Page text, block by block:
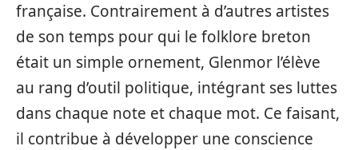
française. Contrairement à d’autres artistes
de son temps pour qui le folklore breton
était un simple ornement, Glenmor l’élève
au rang d’outil politique, intégrant ses luttes
dans chaque note et chaque mot. Ce faisant,
il contribue à développer une conscience